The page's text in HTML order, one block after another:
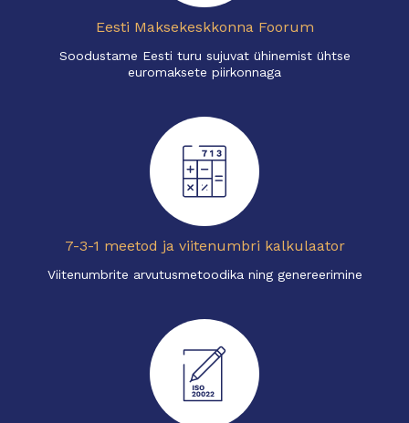
Eesti Maksekeskkonna Foorum
Soodustame Eesti turu sujuvat ühinemist ühtse
euromaksete piirkonnaga
7-3-1 meetod ja viitenumbri kalkulaator
Viitenumbrite arvutusmetoodika ning genereerimine